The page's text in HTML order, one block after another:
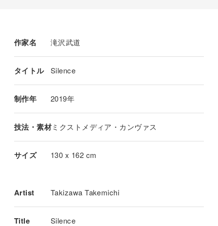
作家名 滝沢武道
タイトル Silence
制作年 2019年
技法・素材ミクストメディア・カンヴァス
サイズ 130 x 162 cm
Artist Takizawa Takemichi
Title Silence